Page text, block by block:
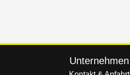
Unternehmen